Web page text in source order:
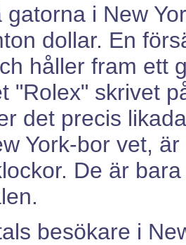
gatorna i New
dollar. En
håller fram ett
"Rolex" skrivet
det precis
York-bor vet,
De är
besökare i